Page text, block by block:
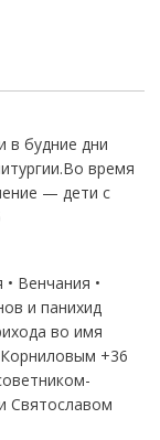
в будние дни
время
— дети с
Венчания •
и панихид
во имя
+36
Святославом